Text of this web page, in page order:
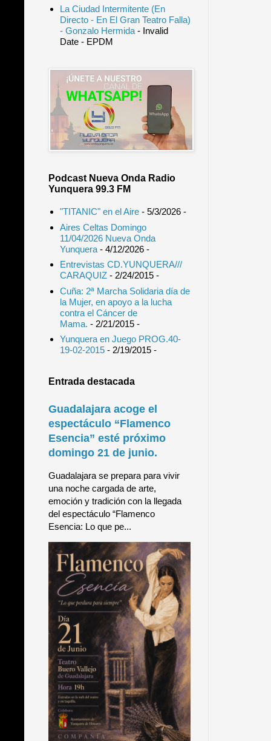
La Ciudad Intermitente (En
Directo - En El Gran Teatro Falla)
- Gonzalo Hermida- Invalid
Date- EPDM
Podcast Nueva Onda Radio
Yunquera 99.3 FM
"TITANIC" en el Aire- 5/3/2026-
Aires Celtas Domingo
11/04/2026 Nueva Onda
Yunquera- 4/12/2026-
Entrevistas CD.YUNQUERA///
CARAQUIZ- 2/24/2015-
Cuña: 2ª Marcha Solidaria día de
la Mujer, en apoyo a la lucha
contra el Cáncer de
Mama. - 2/21/2015-
Yunquera en Juego PROG.40-
19-02-2015- 2/19/2015-
Entrada destacada
Guadalajara acoge el
espectáculo “Flamenco
Esencia” esté próximo
domingo 21 de junio.
Guadalajara se prepara para vivir
una noche cargada de arte,
emoción y tradición con la llegada
del espectáculo “Flamenco
Esencia: Lo que pe...